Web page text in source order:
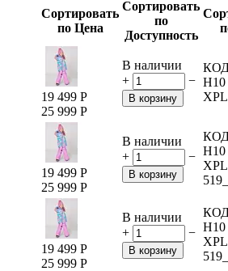
Сортировать
по Цена
Сортировать
по
Доступность
19 499 Р
25 999 Р
В наличии
+
−
В корзину
H10
19 499 Р
25 999 Р
В наличии
+
−
В корзину
H10
19 499 Р
25 999 Р
В наличии
+
−
В корзину
H10